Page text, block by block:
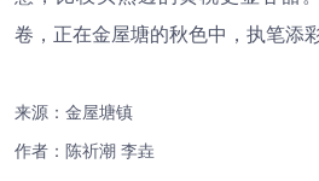
卷，正在金屋塘的秋色中，执笔添
来源：金屋塘镇
作者：陈祈潮 李垚